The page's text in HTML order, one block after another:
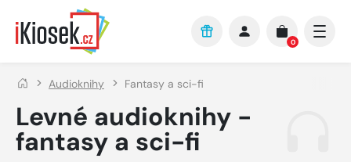
Přejít na hlavní obsah
0
Audioknihy Fantasy a sci-fi
Levné audioknihy -
fantasy a sci-fi